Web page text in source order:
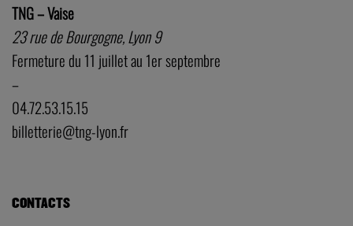
TNG – Vaise
23 rue de Bourgogne, Lyon 9
Fermeture du 11 juillet au 1er septembre
–
04.72.53.15.15
billetterie@tng-lyon.fr
CONTACTS